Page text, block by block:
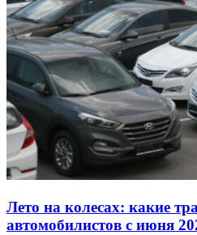
Лето на колесах: какие
автомобилистов с июня